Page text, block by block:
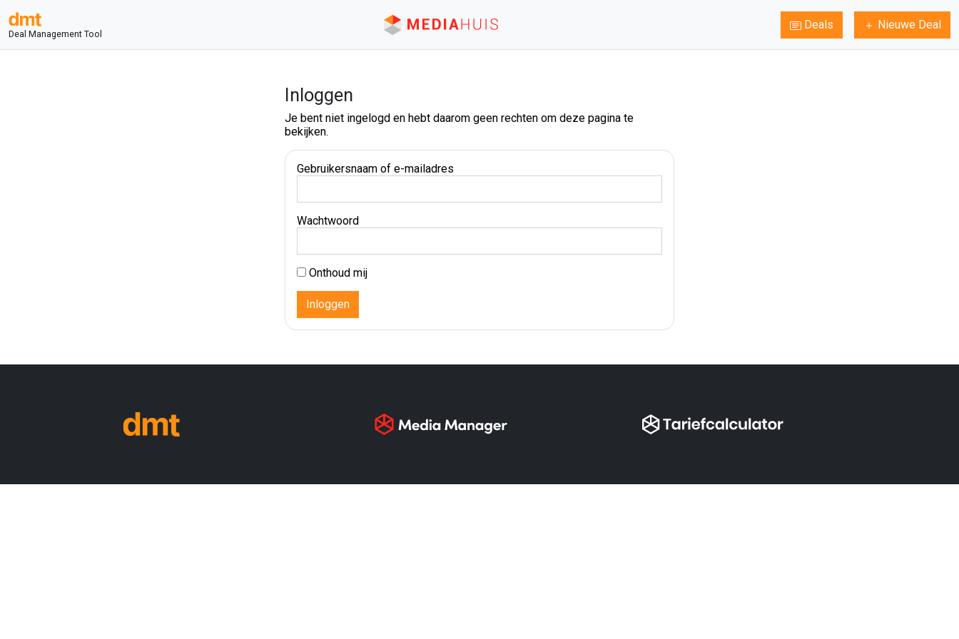
Deal Management Tool
Deals Nieuwe Deal
Inloggen
Je bent niet ingelogd en hebt daarom geen rechten om deze pagina te
bekijken.
Gebruikersnaam of e-mailadres
Wachtwoord
Onthoud mij